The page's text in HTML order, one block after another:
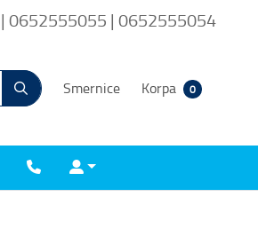
0652555055 | 0652555054
Smernice Korpa 0
KontaktPrijava